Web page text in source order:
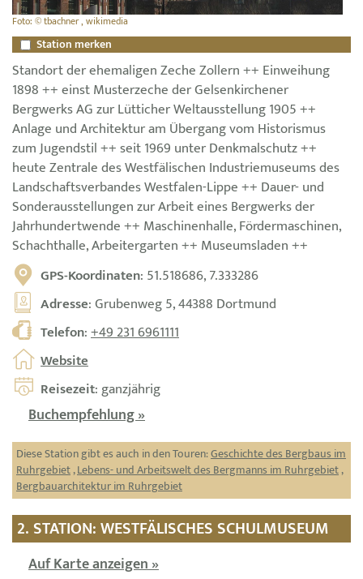
Foto: © tbachner , wikimedia
Station merken
Standort der ehemaligen Zeche Zollern ++ Einweihung
1898 ++ einst Musterzeche der Gelsenkirchener
Bergwerks AG zur Lütticher Weltausstellung 1905 ++
Anlage und Architektur am Übergang vom Historismus
zum Jugendstil ++ seit 1969 unter Denkmalschutz ++
heute Zentrale des Westfälischen Industriemuseums des
Landschaftsverbandes Westfalen-Lippe ++ Dauer- und
Sonderausstellungen zur Arbeit eines Bergwerks der
Jahrhundertwende ++ Maschinenhalle, Fördermaschinen,
Schachthalle, Arbeitergarten ++ Museumsladen ++
GPS-Koordinaten: 51.518686, 7.333286
Adresse: Grubenweg 5, 44388 Dortmund
Telefon:+49 231 6961111
Website
Reisezeit: ganzjährig
Buchempfehlung »
Diese Station gibt es auch in den Touren:Geschichte des Bergbaus im
Ruhrgebiet,Lebens- und Arbeitswelt des Bergmanns im Ruhrgebiet,
Bergbauarchitektur im Ruhrgebiet
2. STATION: WESTFÄLISCHES SCHULMUSEUM
Auf Karte anzeigen »